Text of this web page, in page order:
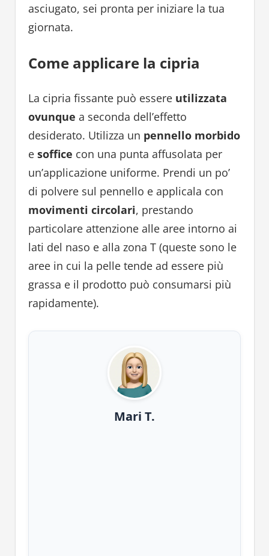
asciugato, sei pronta per iniziare la tua
giornata.
Come applicare la cipria
La cipria fissante può essere utilizzata
ovunque a seconda dell’effetto
desiderato. Utilizza un pennello morbido
e soffice con una punta affusolata per
un’applicazione uniforme. Prendi un po’
di polvere sul pennello e applicala con
movimenti circolari, prestando
particolare attenzione alle aree intorno ai
lati del naso e alla zona T (queste sono le
aree in cui la pelle tende ad essere più
grassa e il prodotto può consumarsi più
rapidamente).
Mari T.